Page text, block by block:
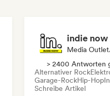
indie now
Media
> 2400 Antworten
Alternativer Rock
Garage-RockHip-Hop
Schreibe Artikel